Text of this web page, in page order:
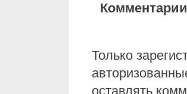
Только
оставлять